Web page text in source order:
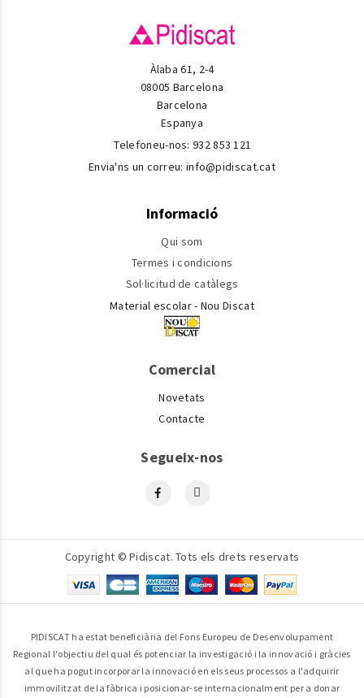
Àlaba 61, 2-4
08005 Barcelona
Barcelona
Espanya
Telefoneu-nos:932 853 121
Envia'ns un correu: info@pidiscat.cat
Informació
Qui som
Termes i condicions
Sol·licitud de catàlegs
Material escolar - Nou Discat
Comercial
Novetats
Contacte
Segueix-nos
Copyright © Pidiscat. Tots els drets reservats
PIDISCAT ha estat beneficiària del Fons Europeu de Desenvolupament
Regional l'objectiu del qual és potenciar la investigació i la innovació i gràcies
al que ha pogut incorporar la innovació en els seus processos a l'adquirir
immovilitzat de la fàbrica i posicionar-se internacionalment per a donar